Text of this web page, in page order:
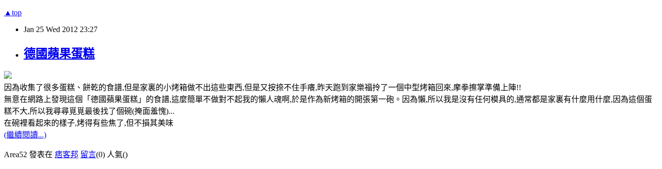
▲top
Jan 25 Wed 2012 23:27
德國蘋果蛋糕
因為收集了很多蛋糕、餅乾的食譜,但是家裏的小烤箱做不出這些東西,但是又按捺不住手癢,昨天跑到家樂福拎了一個中型烤箱回來,摩拳擦掌準備上陣!!
無意在網路上發現這個「德國蘋果蛋糕」的食譜,這麼簡單不做對不起我的懶人魂啊,於是作為新烤箱的開張第一砲。因為懶,所以我是沒有任何模具的,通常都是家裏有什麼用什麼,因為這個蛋
糕不大,所以我尋尋覓覓最後找了個碗(掩面羞愧)...
在碗裡看起來的樣子,烤得有些焦了,但不損其美味
(繼續閱讀...)
Area52 發表在 痞客邦 留言(0) 人氣()